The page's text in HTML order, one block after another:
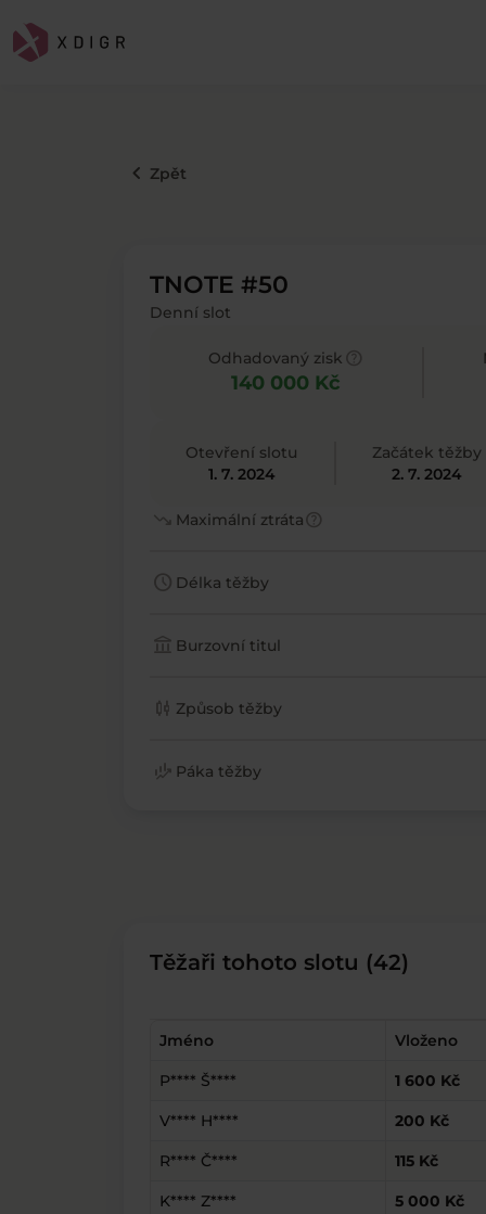
keyboard_arrow_left Zpět
TNOTE #50
Denní slot
Odhadovaný zisk
140 000 Kč
Otevření slotu
1. 7. 2024
Začátek těžby
2. 7. 2024
trending_down Maximální ztrátahelp
schedule Délka těžby
account_balance Burzovní titul
candlestick_chart Způsob těžby
finance_mode Páka těžby
Těžaři tohoto slotu (42)
Jméno Vloženo
P**** Š**** 1 600 Kč
V**** H**** 200 Kč
R**** Č**** 115 Kč
K**** Z**** 5 000 Kč